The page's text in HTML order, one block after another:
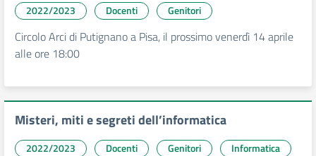
2022/2023 Docenti Genitori
Circolo Arci di Putignano a Pisa, il prossimo venerdì 14 aprile
alle ore 18:00
Misteri, miti e segreti dell’informatica
2022/2023 Docenti Genitori Informatica